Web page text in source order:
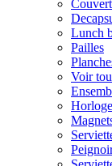
Lunch
Pailles
Voir